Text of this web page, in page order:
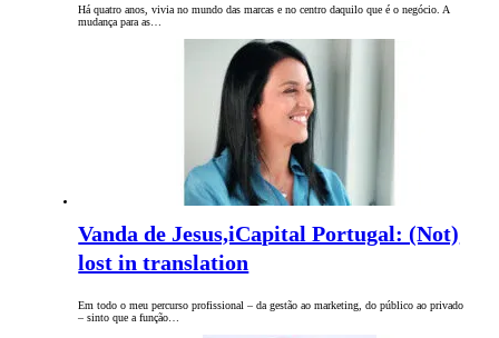
Há quatro anos, vivia no mundo das marcas e no centro daquilo que é o negócio. A
mudança para as…
Vanda de Jesus,iCapital Portugal: (Not)
lost in translation
Em todo o meu percurso profissional – da gestão ao marketing, do público ao privado
– sinto que a função…